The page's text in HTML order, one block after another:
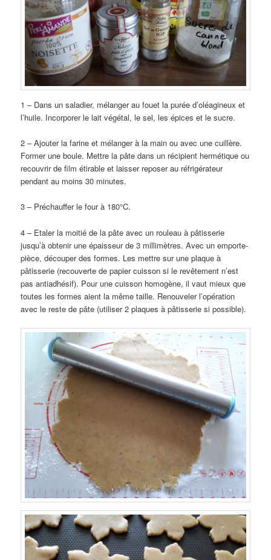
1 – Dans un saladier, mélanger au fouet la purée d’oléagineux et
l’huile. Incorporer le lait végétal, le sel, les épices et le sucre.
2 – Ajouter la farine et mélanger à la main ou avec une cuillère.
Former une boule. Mettre la pâte dans un récipient hermétique ou
recouvrir de film étirable et laisser reposer au réfrigérateur
pendant au moins 30 minutes.
3 – Préchauffer le four à 180°C.
4 – Etaler la moitié de la pâte avec un rouleau à pâtisserie
jusqu’à obtenir une épaisseur de 3 millimètres. Avec un emporte-
pièce, découper des formes. Les mettre sur une plaque à
pâtisserie (recouverte de papier cuisson si le revêtement n’est
pas antiadhésif). Pour une cuisson homogène, il vaut mieux que
toutes les formes aient la même taille. Renouveler l’opération
avec le reste de pâte (utiliser 2 plaques à pâtisserie si possible).